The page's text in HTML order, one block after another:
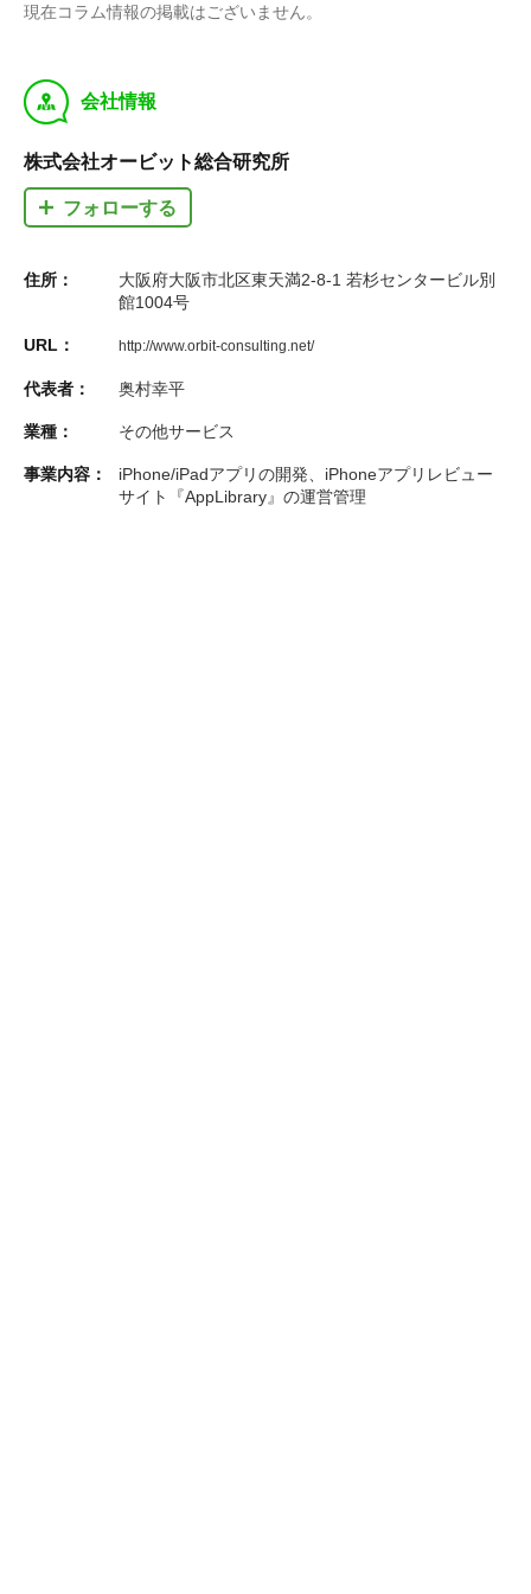
現在コラム情報の掲載はございません。
y 会社情報
株式会社オービット総合研究所
フォローする
住所：
大阪府大阪市北区東天満2-8-1 若杉センタービル別
館1004号
URL： http://www.orbit-consulting.net/
代表者： 奥村幸平
業種： その他サービス
事業内容：
iPhone/iPadアプリの開発、iPhoneアプリレビュー
サイト『AppLibrary』の運営管理